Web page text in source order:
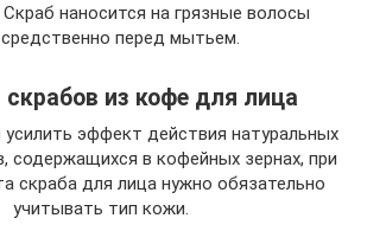
Скраб наносится на грязные волосы
перед мытьем.
из кофе для лица
эффект действия натуральных
содержащихся в кофейных зернах, при
скраба для лица нужно обязательно
учитывать тип кожи.